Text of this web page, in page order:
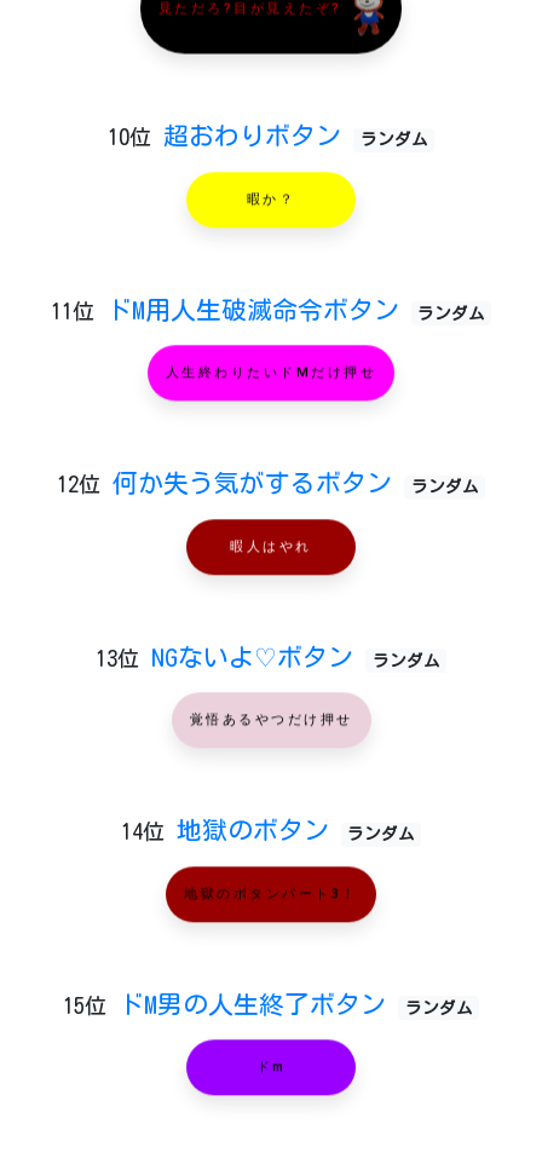
見ただろ?目が見えたぞ?
10位 超おわりボタン ランダム
暇か？
11位 ドM用人生破滅命令ボタン ランダム
人生終わりたいドMだけ押せ
12位 何か失う気がするボタン ランダム
暇人はやれ
13位 NGないよ♡ボタン ランダム
覚悟あるやつだけ押せ
14位 地獄のボタン ランダム
地獄のボタンパート3！
15位 ドM男の人生終了ボタン ランダム
ドm